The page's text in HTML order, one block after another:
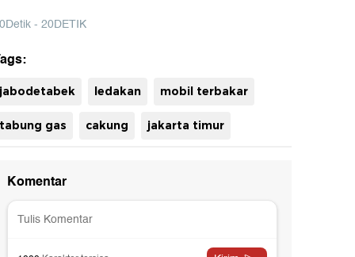
- 20DETIK
jabodetabek ledakan mobil terbakar
tabung gas cakung jakarta timur